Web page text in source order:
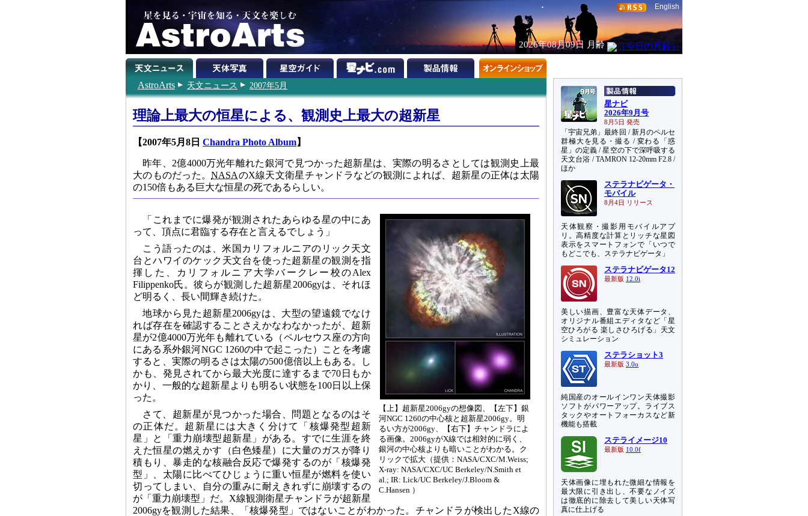
English
2026年08月09日 月齢
AstroArts 天文ニュース 2007年5月
理論上最大の恒星による、観測史上最大の超新星
【2007年5月8日 Chandra Photo Album】
昨年、2億4000万光年離れた銀河で見つかった超新星は、実際の明るさとしては観測史上最
大のものだった。NASAのX線天文衛星チャンドラなどの観測によれば、超新星の正体は太陽
の150倍もある巨大な恒星の死であるらしい。
【上】超新星2006gyの想像図、【左下】銀
河NGC 1260の中心核と超新星2006gy。明
るい方が2006gy、【右下】チャンドラによ
る画像。2006gyがX線では相対的に弱く、
銀河の中心核よりも暗いことがわかる。ク
リックで拡大（提供：NASA/CXC/M.Weiss;
X-ray: NASA/CXC/UC Berkeley/N.Smith et
al.; IR: Lick/UC Berkeley/J.Bloom &
C.Hansen ）
「これまでに爆発が観測されたあらゆる星の中にあ
って、頂点に君臨する存在と言えるでしょう」
こう語ったのは、米国カリフォルニアのリック天文
台とハワイのケック天文台を使った超新星の観測を指
揮した、カリフォルニア大学バークレー校のAlex
Filippenko氏。彼らが観測した超新星2006gyは、それほ
ど明るく、長い間輝き続けた。
地球から見た超新星2006gyは、大型の望遠鏡でなけ
れば存在を確認することさえかなわなかったが、超新
星が2億4000万光年も離れている（ペルセウス座の方向
にある系外銀河NGC 1260の中で起こった）ことを考慮
すると、実際の明るさは太陽の500億倍以上もある。し
かも、発見されてから最大光度に達するまで70日もか
かり、一般的な超新星よりも明るい状態を100日以上保
った。
さて、超新星が見つかった場合、問題となるのはそ
の正体だ。超新星には大きく分けて「核爆発型超新
星」と「重力崩壊型超新星」がある。すでに生涯を終
えた恒星の燃えかす（白色矮星）に大量のガスが降り
積もり、暴走的な核融合反応で爆発するのが「核爆発
型」、太陽に比べてひじょうに重い恒星が燃料を使い
切ってしまい、自分の重みに耐えきれずに崩壊するの
が「重力崩壊型」だ。X線観測衛星チャンドラが超新星
2006gyを観測した結果、「核爆発型」ではないことがわかった。チャンドラが検出したX線の
星ナビ
2026年9月号
8月5日 発売
「宇宙兄弟」最終回 / 新月のペルセ
群極大を見る・撮る / 変わる「惑
星」の定義 / 星空の下で深呼吸する
天文台浴 / TAMRON 12-20mm F2.8 /
ほか
ステラナビゲータ・
モバイル
8月4日 リリース
天体観察・撮影用モバイルアプ
リ。高精度な計算とリッチな星図
表示をスマートフォンで「いつで
もどこでも、ステラナビゲータ」
ステラナビゲータ12
最新版 12.0i
美しい描画、豊富な天体データ、
オリジナル番組エディタなど「星
空ひろがる 楽しさひろげる」天文
シミュレーション
ステラショット3
最新版 3.0o
純国産のオールインワン天体撮影
ソフトがパワーアップ。ライブス
タックやオートフォーカスなど新
機能も搭載
ステライメージ10
最新版 10.0f
天体画像に埋もれた微細な情報を
最大限に引き出し、不要なノイズ
は徹底的に除去して美しい天体写
真に仕上げる